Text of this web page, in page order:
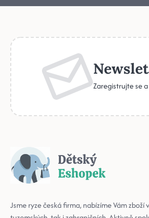
Zaregistrujte se
Jsme ryze česká firma, nabízíme Vám zboží